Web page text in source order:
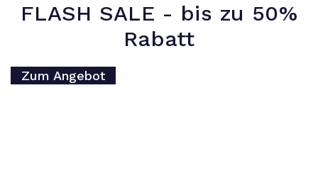
FLASH SALE - bis zu 50%
Rabatt
Zum Angebot
Top-Aktuell - Office 2024
Professional jetzt bei
keyportal